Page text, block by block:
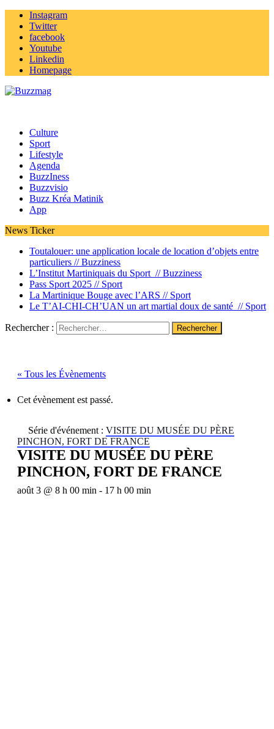
Instagram
Twitter
facebook
Youtube
Linkedin
Homepage
Culture
Sport
Lifestyle
Agenda
BuzzIness
Buzzvisio
Buzz Kréa Matinik
App
News Ticker
Toutalouer: une application locale de location d’objets entre
particuliers //Buzziness
L’Institut Martiniquais du Sport //Buzziness
Pass Sport 2025 // Sport
La Martinique Bouge avec l’ARS // Sport
Le T’AI-CHI-CH’UAN un art martial doux de santé // Sport
Rechercher :
« Tous les Évènements
Cet évènement est passé.
Série d'événement : VISITE DU MUSÉE DU PÈRE
PINCHON, FORT DE FRANCE
VISITE DU MUSÉE DU PÈRE
PINCHON, FORT DE FRANCE
août 3 @ 8 h 00 min - 17 h 00 min